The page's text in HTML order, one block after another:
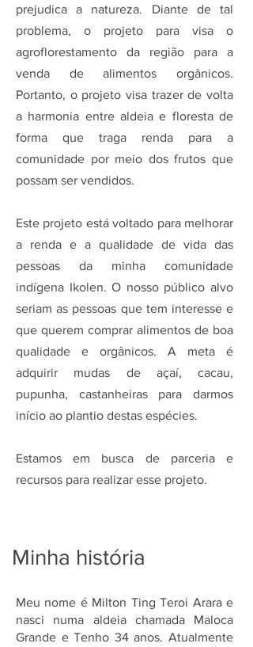
Minha história
Meu nome é Milton Ting Teroi Arara e
nasci numa aldeia chamada Maloca
Grande e Tenho 34 anos. Atualmente
prejudica a natureza. Diante de tal
problema, o projeto para visa o
agroflorestamento da região para a
venda de alimentos orgânicos.
Portanto, o projeto visa trazer de volta
a harmonia entre aldeia e floresta de
forma que traga renda para a
comunidade por meio dos frutos que
possam ser vendidos.
Este projeto está voltado para melhorar
a renda e a qualidade de vida das
pessoas da minha comunidade
indígena Ikolen. O nosso público alvo
seriam as pessoas que tem interesse e
que querem comprar alimentos de boa
qualidade e orgânicos. A meta é
adquirir mudas de açaí, cacau,
pupunha, castanheiras para darmos
início ao plantio destas espécies.
Estamos em busca de parceria e
recursos para realizar esse projeto.